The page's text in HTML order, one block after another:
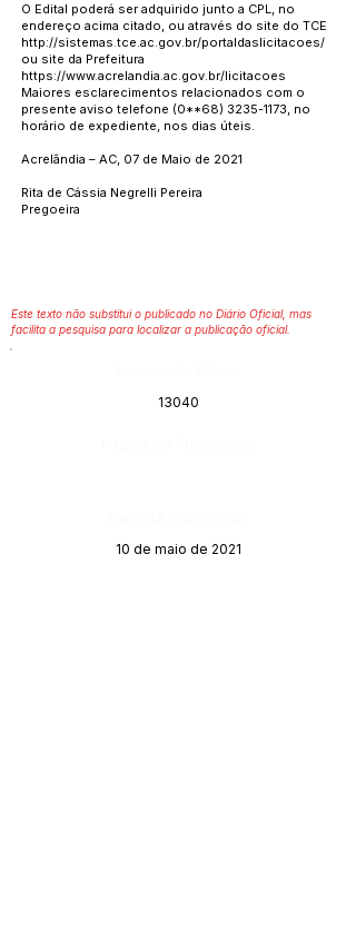
O Edital poderá ser adquirido junto a CPL, no
endereço acima citado, ou através do site do TCE
http://sistemas.tce.ac.gov.br/portaldaslicitacoes/
ou site da Prefeitura
https://www.acrelandia.ac.gov.br/licitacoes
Maiores esclarecimentos relacionados com o
presente aviso telefone (0**68) 3235-1173, no
horário de expediente, nos dias úteis.
Acrelândia – AC, 07 de Maio de 2021
Rita de Cássia Negrelli Pereira
Pregoeira
Este texto não substitui o publicado no Diário Oficial, mas
facilita a pesquisa para localizar a publicação oficial.
13040
10 de maio de 2021